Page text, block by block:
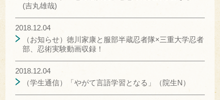
(吉丸雄哉)
（お知らせ）徳川家康と服部半蔵忍者隊×三重大学忍者
部、忍術実験動画収録！
2018.12.04
（学生通信）「やがて言語学習となる」（院生N）
2018.12.04